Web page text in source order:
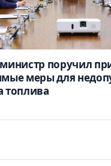
поручил
меры для
топлива